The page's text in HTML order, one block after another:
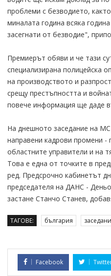
проблеми с безводието,
миналата година всяка
засегнати от безводие",
Премиерът обяви и че тази
специализирана полицейска
на производството и
срещу престъпността и
повече информация ще даде
На днешното заседание на
направени кадрови промени
областните управители и на
Това е една от точките в
ред. Предсрочно кабинетът
председателя на ДАНС -
застане Станчо Станев,
ТАГОВЕ: българия
Facebook